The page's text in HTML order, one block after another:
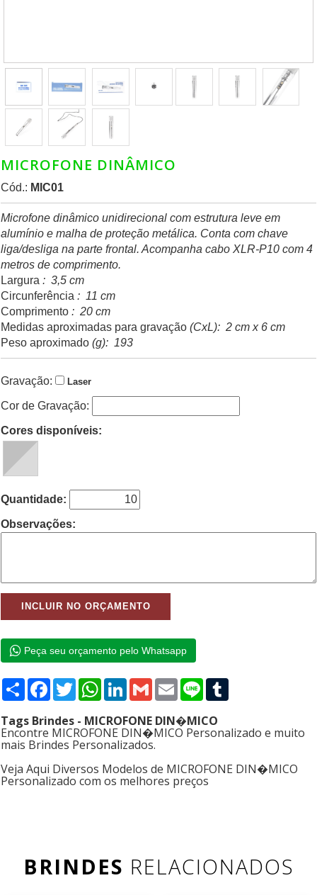
MICROFONE DINÂMICO
Cód.: MIC01
Microfone dinâmico unidirecional com estrutura leve em
alumínio e malha de proteção metálica. Conta com chave
liga/desliga na parte frontal. Acompanha cabo XLR-P10 com 4
metros de comprimento.
Largura : 3,5 cm
Circunferência : 11 cm
Comprimento : 20 cm
Medidas aproximadas para gravação (CxL): 2 cm x 6 cm
Peso aproximado (g): 193
Gravação: Laser
Cor de Gravação:
Cores disponíveis:
Quantidade:
Observações:
Peça seu orçamento pelo Whatsapp
Compartilhar
Facebook
TwitterWhatsApp
LinkedIn
GmailEmailLine
Tags Brindes - MICROFONE DIN�MICO
Encontre MICROFONE DIN�MICO Personalizado e muito
mais Brindes Personalizados.
Veja Aqui Diversos Modelos de MICROFONE DIN�MICO
Personalizado com os melhores preços
BRINDES RELACIONADOS